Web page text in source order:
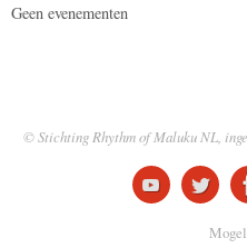
Geen evenementen
© Stichting Rhythm of Maluku NL,